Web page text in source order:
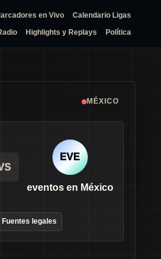
en Vivo Calendario Ligas
Highlights y Replays Política
MÉXICO
EVE
eventos en México
Fuentes legales